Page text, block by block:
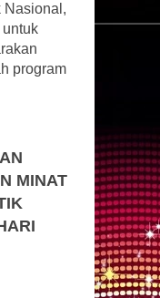
Nasional,
program
MINAT